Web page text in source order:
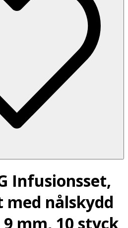
Infusionsset,
med nålskydd
9 mm, 10 styck